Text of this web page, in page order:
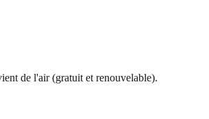
de l'air (gratuit et renouvelable).